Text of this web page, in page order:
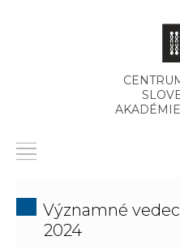
Významné
2024